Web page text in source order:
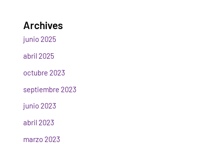
Archives
junio 2025
abril 2025
octubre 2023
septiembre 2023
junio 2023
abril 2023
marzo 2023